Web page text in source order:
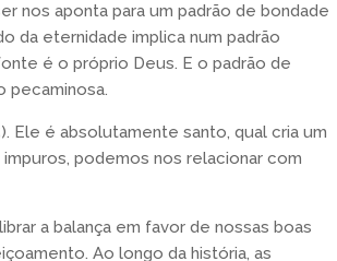
nos aponta para um padrão de bondade
da eternidade implica num padrão
é o próprio Deus. E o padrão de
pecaminosa.
Ele é absolutamente santo, qual cria um
podemos nos relacionar com
a balança em favor de nossas boas
Ao longo da história, as